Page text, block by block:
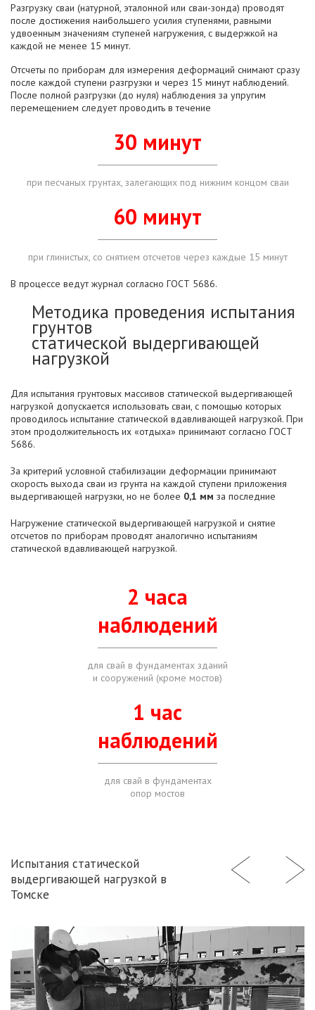
Разгрузку сваи (натурной, эталонной или сваи-зонда) проводят
после достижения наибольшего усилия ступенями, равными
удвоенным значениям ступеней нагружения, с выдержкой на
каждой не менее 15 минут.
Отсчеты по приборам для измерения деформаций снимают сразу
после каждой ступени разгрузки и через 15 минут наблюдений.
После полной разгрузки (до нуля) наблюдения за упругим
перемещением следует проводить в течение
30 минут
при песчаных грунтах, залегающих под нижним концом сваи
60 минут
при глинистых, со снятием отсчетов через каждые 15 минут
В процессе ведут журнал согласно ГОСТ 5686.
Методика проведения испытания
грунтов
статической выдергивающей
нагрузкой
Для испытания грунтовых массивов статической выдергивающей
нагрузкой допускается использовать сваи, с помощью которых
проводилось испытание статической вдавливающей нагрузкой. При
этом продолжительность их «отдыха» принимают согласно ГОСТ
5686.
За критерий условной стабилизации деформации принимают
скорость выхода сваи из грунта на каждой ступени приложения
выдергивающей нагрузки, но не более 0,1 мм за последние
Нагружение статической выдергивающей нагрузкой и снятие
отсчетов по приборам проводят аналогично испытаниям
статической вдавливающей нагрузкой.
2 часа
наблюдений
для свай в фундаментах зданий
и сооружений (кроме мостов)
1 час
наблюдений
для свай в фундаментах
опор мостов
Испытания статической
выдергивающей нагрузкой в
Томске